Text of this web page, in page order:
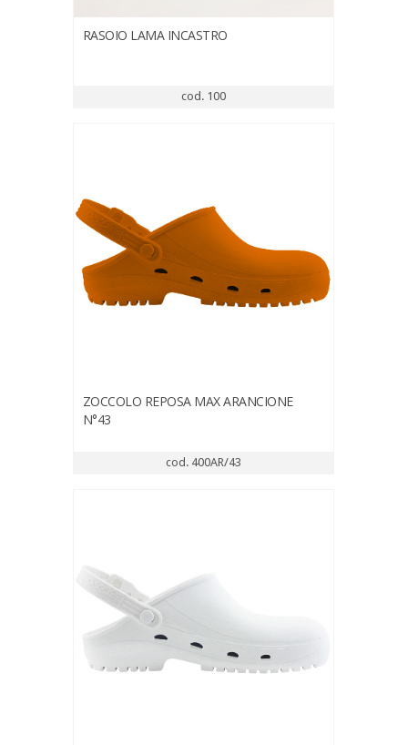
RASOIO LAMA INCASTRO
cod. 100
ZOCCOLO REPOSA MAX ARANCIONE
N°43
cod. 400AR/43